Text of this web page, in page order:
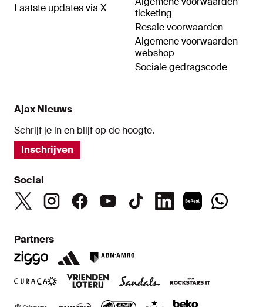
Laatste updates via X
ticketing
Resale voorwaarden
Algemene voorwaarden
webshop
Sociale gedragscode
Ajax Nieuws
Schrijf je in en blijf op de hoogte.
Inschrijven
Social
Partners